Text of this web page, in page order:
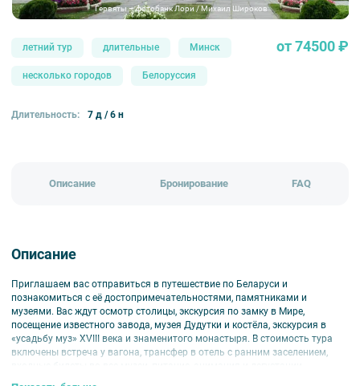
Гервяты – фотобанк Лори / Михаил Широков
летний тур длительные Минск
несколько городов Белоруссия
от 74500 ₽
Длительность: 7 д / 6 н
Описание Бронирование FAQ
Описание
Приглашаем вас отправиться в путешествие по Беларуси и
познакомиться с её достопримечательностями, памятниками и
музеями. Вас ждут осмотр столицы, экскурсия по замку в Мире,
посещение известного завода, музея Дудутки и костёла, экскурсия в
«усадьбу муз» XVIII века и знаменитого монастыря. В стоимость тура
включены встреча у вагона, трансфер в отель с ранним заселением,